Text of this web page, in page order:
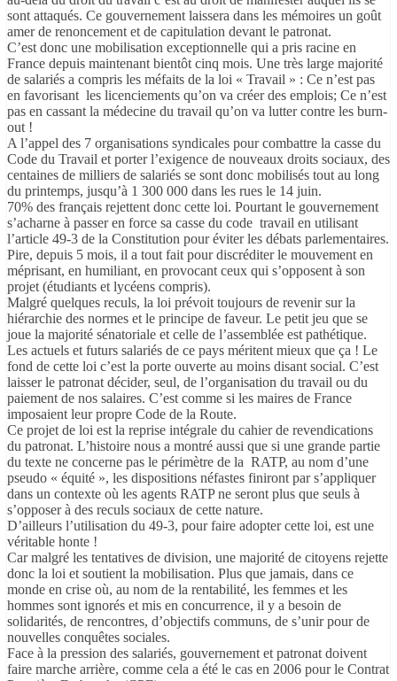
sont attaqués. Ce gouvernement laissera dans les mémoires un goût
amer de renoncement et de capitulation devant le patronat.
C’est donc une mobilisation exceptionnelle qui a pris racine en
France depuis maintenant bientôt cinq mois. Une très large majorité
de salariés a compris les méfaits de la loi « Travail » : Ce n’est pas
en favorisant les licenciements qu’on va créer des emplois; Ce n’est
pas en cassant la médecine du travail qu’on va lutter contre les burn-
out !
A l’appel des 7 organisations syndicales pour combattre la casse du
Code du Travail et porter l’exigence de nouveaux droits sociaux, des
centaines de milliers de salariés se sont donc mobilisés tout au long
du printemps, jusqu’à 1 300 000 dans les rues le 14 juin.
70% des français rejettent donc cette loi. Pourtant le gouvernement
s’acharne à passer en force sa casse du code travail en utilisant
l’article 49-3 de la Constitution pour éviter les débats parlementaires.
Pire, depuis 5 mois, il a tout fait pour discréditer le mouvement en
méprisant, en humiliant, en provocant ceux qui s’opposent à son
projet (étudiants et lycéens compris).
Malgré quelques reculs, la loi prévoit toujours de revenir sur la
hiérarchie des normes et le principe de faveur. Le petit jeu que se
joue la majorité sénatoriale et celle de l’assemblée est pathétique.
Les actuels et futurs salariés de ce pays méritent mieux que ça ! Le
fond de cette loi c’est la porte ouverte au moins disant social. C’est
laisser le patronat décider, seul, de l’organisation du travail ou du
paiement de nos salaires. C’est comme si les maires de France
imposaient leur propre Code de la Route.
Ce projet de loi est la reprise intégrale du cahier de revendications
du patronat. L’histoire nous a montré aussi que si une grande partie
du texte ne concerne pas le périmètre de la RATP, au nom d’une
pseudo « équité », les dispositions néfastes finiront par s’appliquer
dans un contexte où les agents RATP ne seront plus que seuls à
s’opposer à des reculs sociaux de cette nature.
D’ailleurs l’utilisation du 49-3, pour faire adopter cette loi, est une
véritable honte !
Car malgré les tentatives de division, une majorité de citoyens rejette
donc la loi et soutient la mobilisation. Plus que jamais, dans ce
monde en crise où, au nom de la rentabilité, les femmes et les
hommes sont ignorés et mis en concurrence, il y a besoin de
solidarités, de rencontres, d’objectifs communs, de s’unir pour de
nouvelles conquêtes sociales.
Face à la pression des salariés, gouvernement et patronat doivent
faire marche arrière, comme cela a été le cas en 2006 pour le Contrat